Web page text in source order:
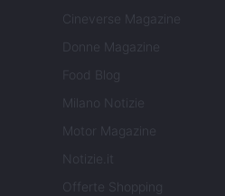
Cineverse Magazine
Donne Magazine
Food Blog
Milano Notizie
Motor Magazine
Notizie.it
Offerte Shopping